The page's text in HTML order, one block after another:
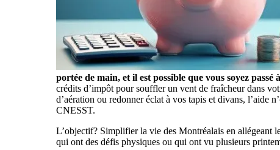
portée de main, et il est possible que vous soyez passé
crédits d’impôt pour souffler un vent de fraîcheur dans
d’aération ou redonner éclat à vos tapis et divans, l’aide
CNESST.
L’objectif? Simplifier la vie des Montréalais en allégeant
qui ont des défis physiques ou qui ont vu plusieurs